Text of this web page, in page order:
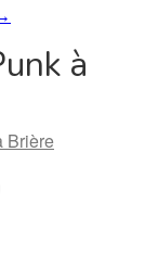
à
Brière